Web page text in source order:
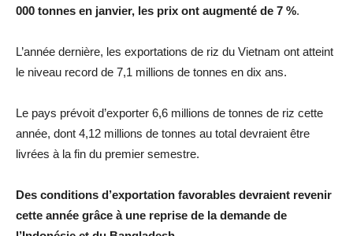
000 tonnes en janvier, les prix ont augmenté de 7 %.
L’année dernière, les exportations de riz du Vietnam ont atteint
le niveau record de 7,1 millions de tonnes en dix ans.
Le pays prévoit d’exporter 6,6 millions de tonnes de riz cette
année, dont 4,12 millions de tonnes au total devraient être
livrées à la fin du premier semestre.
Des conditions d’exportation favorables devraient revenir
cette année grâce à une reprise de la demande de